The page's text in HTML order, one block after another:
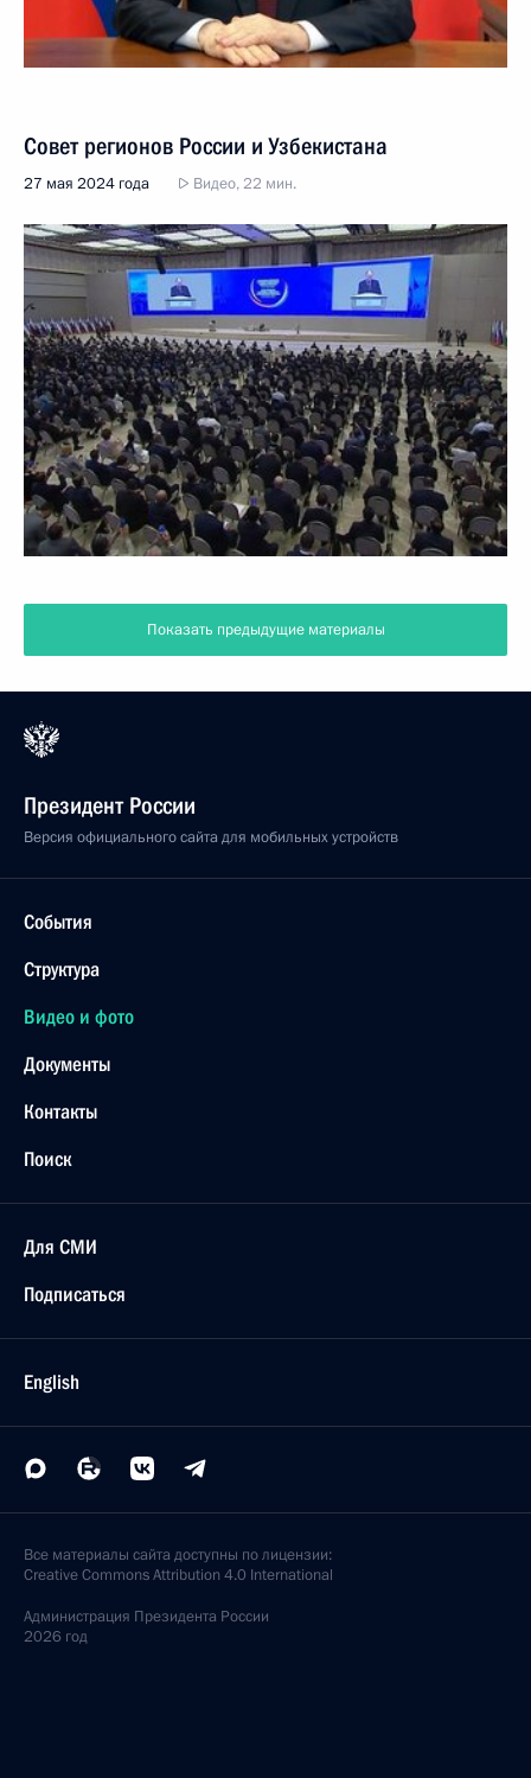
Совет регионов России и Узбекистана
27 мая 2024 года Видео, 22 мин.
Показать предыдущие материалы
Президент России
Версия официального сайта для мобильных устройств
События
Структура
Видео и фото
Документы
Контакты
Поиск
Для СМИ
Подписаться
English
Все материалы сайта доступны по лицензии:
Creative Commons Attribution 4.0 International
Администрация Президента России
2026 год